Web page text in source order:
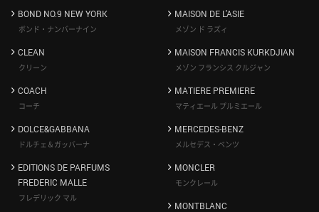
BOND NO.9 NEW YORK
ボンド・ナンバーナイン
CLEAN
クリーン
COACH
コーチ
DOLCE&GABBANA
ドルチェ＆ガッバーナ
EDITIONS DE PARFUMS
FREDERIC MALLE
フレデリック マル
MAISON DE L'ASIE
メゾン ド ラズィ
MAISON FRANCIS KURKDJIAN
メゾン フランシス クルジャン
MATIERE PREMIERE
マティエール プルミエール
MERCEDES-BENZ
メルセデス・ベンツ
MONCLER
モンクレール
MONTBLANC